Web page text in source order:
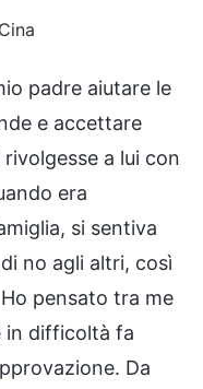
padre aiutare le
e accettare
a lui con
era
si sentiva
no agli altri, così
pensato tra me
in difficoltà fa
Da